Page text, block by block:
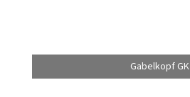
Gabelkopf GK